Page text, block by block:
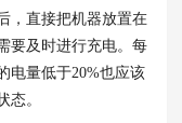
直接把机器放置在
要及时进行充电。每
电量低于20%也应该
态。